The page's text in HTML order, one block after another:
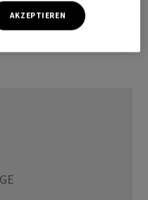
die sichere
Energien in Kraft. Es
AKZEPTIEREN